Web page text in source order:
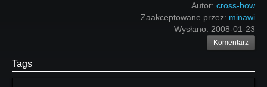
Autor: cross-bow
Zaakceptowane przez: minawi
Wysłano: 2008-01-23
Komentarz
Tags